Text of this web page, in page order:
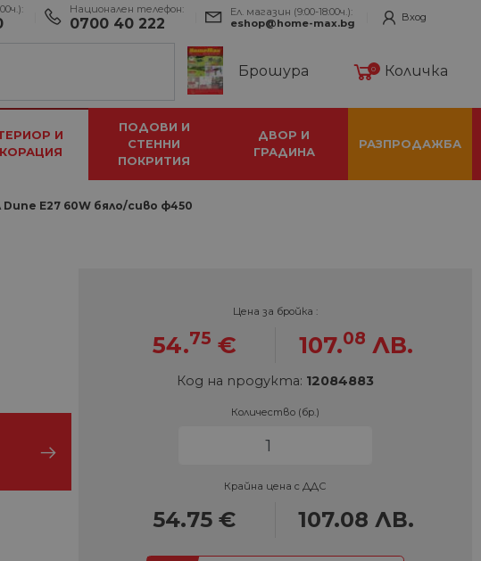
Национален телефон:
0700 40 222
Ел. магазин (9:00-18:00ч.):
eshop@home-max.bg
Вход
Брошура 0 Количка
И
ПОДОВИ И
СТЕННИ
ПОКРИТИЯ
ДВОР И
ГРАДИНА
РАЗПРОДАЖБА
Dune E27 60W бяло/сиво ф450
Цена за бройка :
54.75 € 107.08 ЛВ.
Код на продукта: 12084883
Количество (бр.)
Крайна цена с ДДС
54.75 € 107.08 ЛВ.